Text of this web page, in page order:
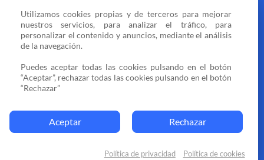
Acceso directo
Transparencia
Aviso legal
Zona privada
Sedes
© 2025 VOCES AMIGAS DE ESPERANZA
Utilizamos cookies propias y de terceros para mejorar
nuestros servicios, para analizar el tráfico, para
personalizar el contenido y anuncios, mediante el análisis
de la navegación.
Puedes aceptar todas las cookies pulsando en el botón
“Aceptar”, rechazar todas las cookies pulsando en el botón
“Rechazar”
Aceptar Rechazar
Política de privacidad Política de cookies